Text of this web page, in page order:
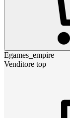
Egames_empire
Venditore top